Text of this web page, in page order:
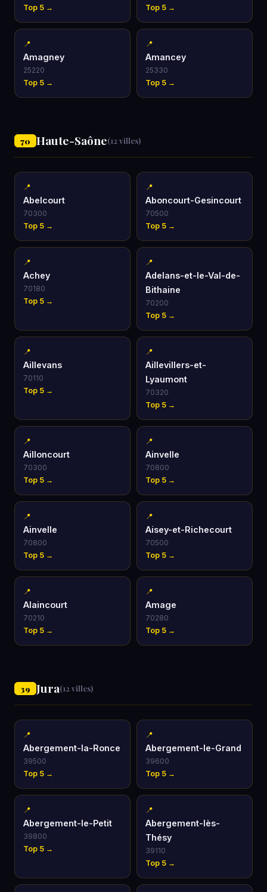
Top 5 →
Top 5 →
📍
Amagney
25220
Top 5 →
📍
Amancey
25330
Top 5 →
70 Haute-Saône(12 villes)
📍
Abelcourt
70300
Top 5 →
📍
Aboncourt-Gesincourt
70500
Top 5 →
📍
Achey
70180
Top 5 →
📍
Adelans-et-le-Val-de-
Bithaine
70200
Top 5 →
📍
Aillevans
70110
Top 5 →
📍
Aillevillers-et-
Lyaumont
70320
Top 5 →
📍
Ailloncourt
70300
Top 5 →
📍
Ainvelle
70800
Top 5 →
📍
Ainvelle
70800
Top 5 →
📍
Aisey-et-Richecourt
70500
Top 5 →
📍
Alaincourt
70210
Top 5 →
📍
Amage
70280
Top 5 →
39 Jura(12 villes)
📍
Abergement-la-Ronce
39500
Top 5 →
📍
Abergement-le-Grand
39600
Top 5 →
📍
Abergement-le-Petit
39800
Top 5 →
📍
Abergement-lès-
Thésy
39110
Top 5 →